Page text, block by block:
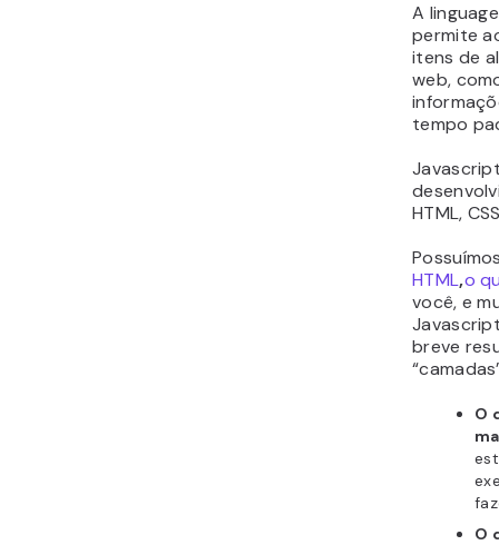
A
permite
itens de
web,
tempo
HTML,
HTML,o
você, e
breve
O
O